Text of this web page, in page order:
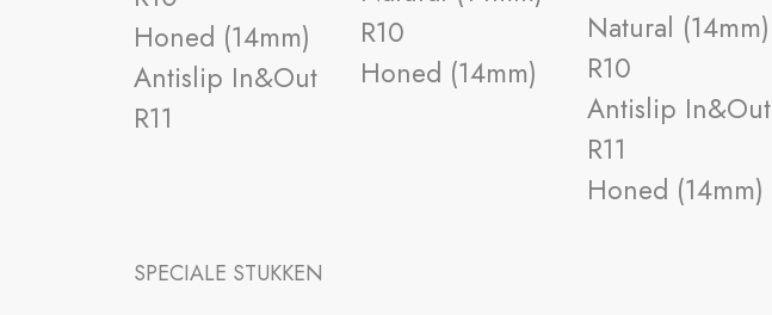
Honed (14mm)
Antislip In&Out
R11
R10
Honed (14mm)
Natural (14mm)
R10
Antislip In&Out
R11
Honed (14mm)
SPECIALE STUKKEN